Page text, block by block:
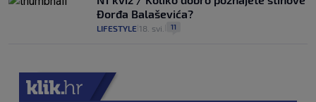
Đorđa Balaševića?
LIFESTYLE 18. svi. 11